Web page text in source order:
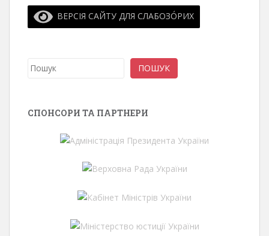
ВЕРСІЯ САЙТУ ДЛЯ СЛАБОЗО́РИХ
Пошук ПОШУК
СПОНСОРИ ТА ПАРТНЕРИ